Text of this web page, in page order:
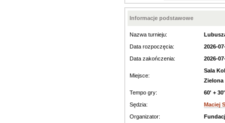
Informacje podstawowe
Nazwa turnieju:
Data rozpoczęcia:
2026-
Data zakończenia:
2026-
Miejsce:
Sala
Zielona
Tempo gry:
60' +
Sędzia:
Maciej
Organizator: